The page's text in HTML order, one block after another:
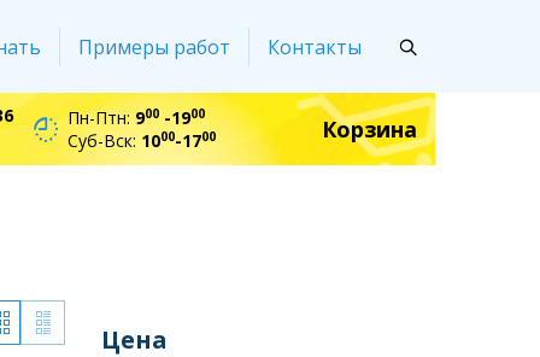
Примеры работ Контакты
Пн-Птн: 900 -1900
Суб-Вск: 1000-1700 Корзина
Цена